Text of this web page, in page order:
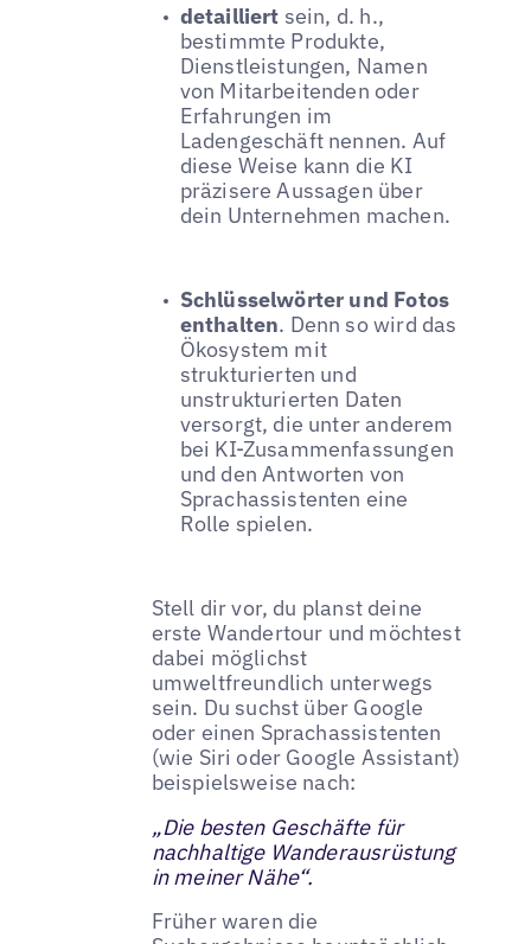
detailliert sein, d. h.,
bestimmte Produkte,
Dienstleistungen, Namen
von Mitarbeitenden oder
Erfahrungen im
Ladengeschäft nennen. Auf
diese Weise kann die KI
präzisere Aussagen über
dein Unternehmen machen.
Schlüsselwörter und Fotos
enthalten. Denn so wird das
Ökosystem mit
strukturierten und
unstrukturierten Daten
versorgt, die unter anderem
bei KI-Zusammenfassungen
und den Antworten von
Sprachassistenten eine
Rolle spielen.
Stell dir vor, du planst deine
erste Wandertour und möchtest
dabei möglichst
umweltfreundlich unterwegs
sein. Du suchst über Google
oder einen Sprachassistenten
(wie Siri oder Google Assistant)
beispielsweise nach:
„Die besten Geschäfte für
nachhaltige Wanderausrüstung
in meiner Nähe“.
Früher waren die